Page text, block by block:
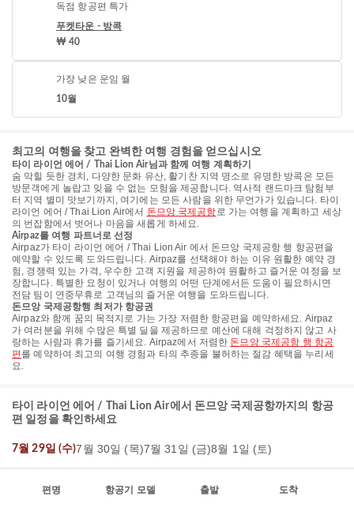
독점 항공편 특가
푸켓타운 - 방콕
₩ 40
가장 낮은 운임 월
10월
최고의 여행을 찾고 완벽한 여행 경험을 얻으십시오
타이 라이언 에어 / Thai Lion Air님과 함께 여행 계획하기
숨 막힐 듯한 경치, 다양한 문화 유산, 활기찬 지역 명소로 유명한 방콕은 모든
방문객에게 놀랍고 잊을 수 없는 모험을 제공합니다. 역사적 랜드마크 탐험부
터 지역 별미 맛보기까지, 여기에는 모든 사람을 위한 무언가가 있습니다. 타이
라이언 에어 / Thai Lion Air에서 돈므앙 국제공항로 가는 여행을 계획하고 세상
의 번잡함에서 벗어나 마음을 새롭게 하세요.
Airpaz를 여행 파트너로 선정
Airpaz가 타이 라이언 에어 / Thai Lion Air 에서 돈므앙 국제공항 행 항공편을
예약할 수 있도록 도와드립니다. Airpaz를 선택해야 하는 이유 원활한 예약 경
험, 경쟁력 있는 가격, 우수한 고객 지원을 제공하여 원활하고 즐거운 여정을 보
장합니다. 특별한 요청이 있거나 여행의 어떤 단계에서든 도움이 필요하시면
전담 팀이 연중무휴로 고객님의 즐거운 여행을 도와드립니다.
돈므앙 국제공항행 최저가 항공권
Airpaz와 함께 꿈의 목적지로 가는 가장 저렴한 항공편을 예약하세요. Airpaz
가 여러분을 위해 수많은 특별 딜을 제공하므로 예산에 대해 걱정하지 않고 사
랑하는 사람과 휴가를 즐기세요. Airpaz에서 저렴한 돈므앙 국제공항 행 항공
편 를 예약하여 최고의 여행 경험과 타의 추종을 불허하는 절감 혜택을 누리세
요.
타이 라이언 에어 / Thai Lion Air에서 돈므앙 국제공항까지의 항공
편 일정을 확인하세요
7월 29일 (수)7월 30일 (목)7월 31일 (금)8월 1일 (토)
편명 항공기 모델 출발 도착